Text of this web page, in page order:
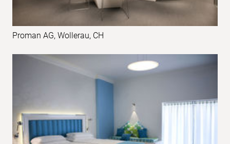
Proman AG, Wollerau, CH